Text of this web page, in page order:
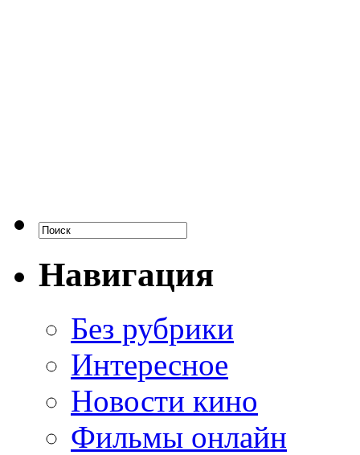
Навигация
Без рубрики
Интересное
Новости кино
Фильмы онлайн